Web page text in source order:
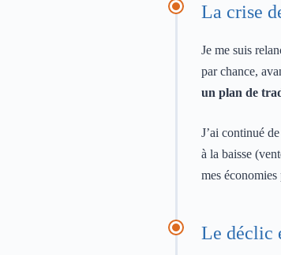
La crise
Je me suis
par chance,
un plan de
J’ai continué
à la baisse
mes économies
Le déclic